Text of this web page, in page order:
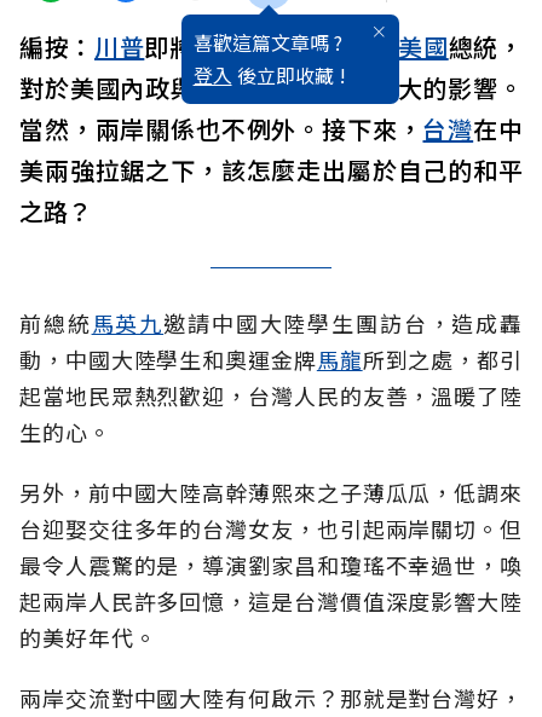
喜歡這篇文章嗎 ?
登入 後立即收藏 !
編按： 川普即將於2025年二度就任 美國總統，
對於美國內政與外交，都將造成極大的影響。
當然，兩岸關係也不例外。接下來， 台灣在中
美兩強拉鋸之下，該怎麼走出屬於自己的和平
之路？
前總統馬英九邀請中國大陸學生團訪台，造成轟
動，中國大陸學生和奧運金牌馬龍所到之處，都引
起當地民眾熱烈歡迎，台灣人民的友善，溫暖了陸
生的心。
另外，前中國大陸高幹薄熙來之子薄瓜瓜，低調來
台迎娶交往多年的台灣女友，也引起兩岸關切。但
最令人震驚的是，導演劉家昌和瓊瑤不幸過世，喚
起兩岸人民許多回憶，這是台灣價值深度影響大陸
的美好年代。
兩岸交流對中國大陸有何啟示？那就是對台灣好，